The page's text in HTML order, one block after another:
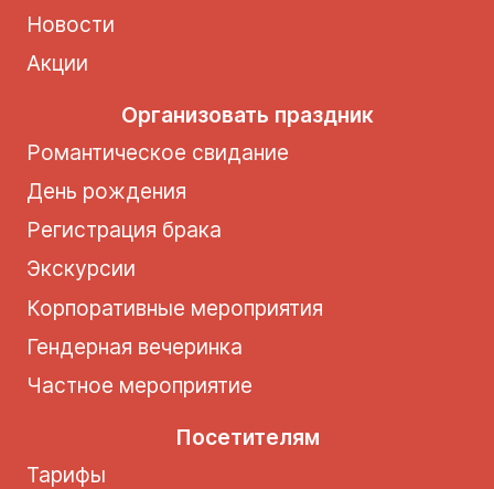
Новости
Акции
Организовать праздник
Романтическое свидание
День рождения
Регистрация брака
Экскурсии
Корпоративные мероприятия
Гендерная вечеринка
Частное мероприятие
Посетителям
Тарифы